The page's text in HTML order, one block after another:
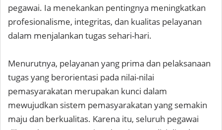
pegawai. Ia menekankan pentingnya meningkatkan
profesionalisme, integritas, dan kualitas pelayanan
dalam menjalankan tugas sehari-hari.
Menurutnya, pelayanan yang prima dan pelaksanaan
tugas yang berorientasi pada nilai-nilai
pemasyarakatan merupakan kunci dalam
mewujudkan sistem pemasyarakatan yang semakin
maju dan berkualitas. Karena itu, seluruh pegawai